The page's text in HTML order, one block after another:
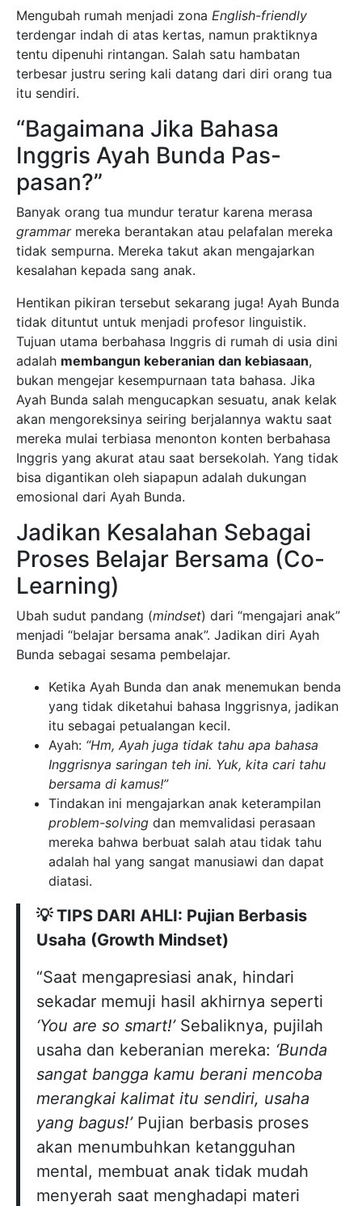
Mengubah rumah menjadi zona English-friendly
terdengar indah di atas kertas, namun praktiknya
tentu dipenuhi rintangan. Salah satu hambatan
terbesar justru sering kali datang dari diri orang tua
itu sendiri.
“Bagaimana Jika Bahasa
Inggris Ayah Bunda Pas-
pasan?”
Banyak orang tua mundur teratur karena merasa
grammarmereka berantakan atau pelafalan mereka
tidak sempurna. Mereka takut akan mengajarkan
kesalahan kepada sang anak.
Hentikan pikiran tersebut sekarang juga! Ayah Bunda
tidak dituntut untuk menjadi profesor linguistik.
Tujuan utama berbahasa Inggris di rumah di usia dini
adalah membangun keberanian dan kebiasaan,
bukan mengejar kesempurnaan tata bahasa. Jika
Ayah Bunda salah mengucapkan sesuatu, anak kelak
akan mengoreksinya seiring berjalannya waktu saat
mereka mulai terbiasa menonton konten berbahasa
Inggris yang akurat atau saat bersekolah. Yang tidak
bisa digantikan oleh siapapun adalah dukungan
emosional dari Ayah Bunda.
Jadikan Kesalahan Sebagai
Proses Belajar Bersama (Co-
Learning)
Ubah sudut pandang (mindset) dari “mengajari anak”
menjadi “belajar bersama anak”. Jadikan diri Ayah
Bunda sebagai sesama pembelajar.
Ketika Ayah Bunda dan anak menemukan benda
yang tidak diketahui bahasa Inggrisnya, jadikan
itu sebagai petualangan kecil.
Ayah: “Hm, Ayah juga tidak tahu apa bahasa
Inggrisnya saringan teh ini. Yuk, kita cari tahu
bersama di kamus!”
Tindakan ini mengajarkan anak keterampilan
problem-solving dan memvalidasi perasaan
mereka bahwa berbuat salah atau tidak tahu
adalah hal yang sangat manusiawi dan dapat
diatasi.
💡 TIPS DARI AHLI: Pujian Berbasis
Usaha (Growth Mindset)
“Saat mengapresiasi anak, hindari
sekadar memuji hasil akhirnya seperti
‘You are so smart!’Sebaliknya, pujilah
usaha dan keberanian mereka: ‘Bunda
sangat bangga kamu berani mencoba
merangkai kalimat itu sendiri, usaha
yang bagus!’Pujian berbasis proses
akan menumbuhkan ketangguhan
mental, membuat anak tidak mudah
menyerah saat menghadapi materi